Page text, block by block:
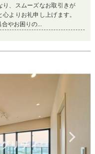
り、スムーズなお取引きが
よりお礼申し上げます。
やお困りの...